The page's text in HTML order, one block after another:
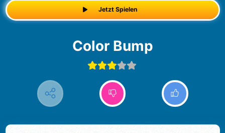
Jetzt Spielen
Color Bump